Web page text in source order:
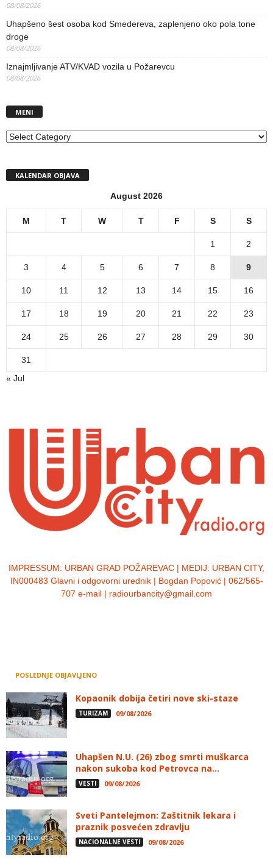
08/08/2026
Uhapšeno šest osoba kod Smedereva, zaplenjeno oko pola tone
droge
08/08/2026
Iznajmljivanje ATV/KVAD vozila u Požarevcu
08/08/2026
MENI
MENI
KALENDAR OBJAVA
August 2026
M T W T F S S
1 2
3 4 5 6 7 8 9
10 11 12 13 14 15 16
17 18 19 20 21 22 23
24 25 26 27 28 29 30
31
« Jul
IMPRESSUM: URBAN GRAD POŽAREVAC | MEDIJ: URBAN CITY,
IN000483 Glavni i odgovorni urednik | Bogdan Popović | 062/565-
707 e-mail | radiourbancity@gmail.com
POSLEDNJE OBJAVLJENO
Kopaonik dobija četiri nove ski-staze
TURIZAM 09/08/2026
Uhapšen N.U. (26) zbog smrti muškarca
nakon sukoba kod Petrovca na...
VESTI 09/08/2026
Sveti Pantelejmon: Zaštitnik lekara i
praznik posvećen zdravlju
NACIONALNE VESTI 09/08/2026